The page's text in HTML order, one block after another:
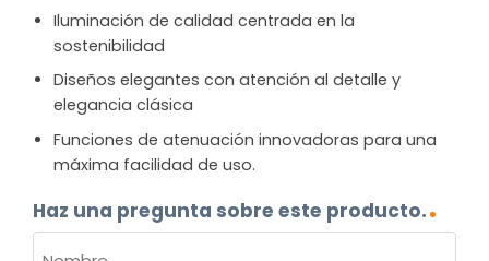
Iluminación de calidad centrada en la
sostenibilidad
Diseños elegantes con atención al detalle y
elegancia clásica
Funciones de atenuación innovadoras para una
máxima facilidad de uso.
Haz una pregunta sobre este producto.